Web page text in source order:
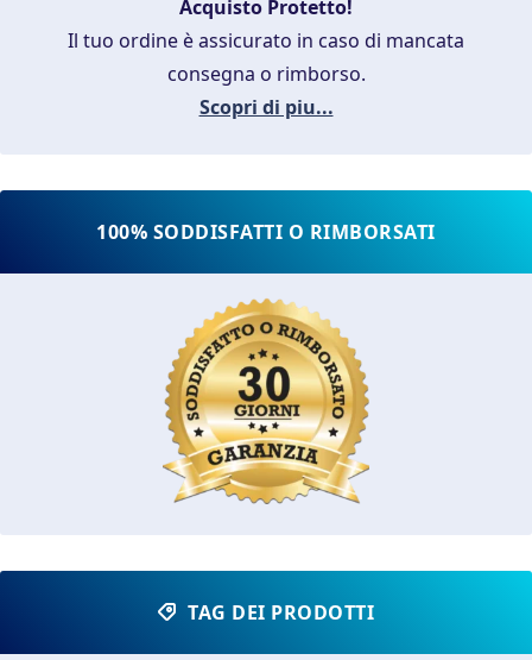
Acquisto Protetto!
Il tuo ordine è assicurato in caso di mancata
consegna o rimborso.
Scopri di piu...
100% SODDISFATTI O RIMBORSATI
TAG DEI PRODOTTI